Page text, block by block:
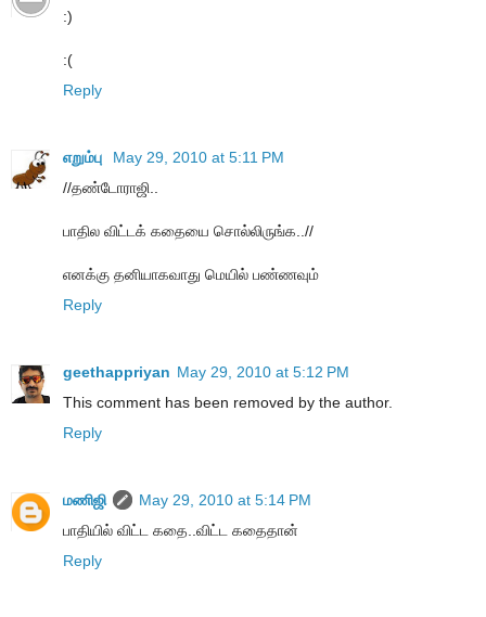
:)
:(
Reply
எறும்பு
May 29, 2010 at 5:11 PM
//தண்டோராஜி..
பாதில விட்டக் கதையை சொல்லிருங்க..//
எனக்கு தனியாகவாது மெயில் பண்ணவும்
Reply
geethappriyan May 29, 2010 at 5:12 PM
This comment has been removed by the author.
Reply
மணிஜி
May 29, 2010 at 5:14 PM
பாதியில் விட்ட கதை..விட்ட கதைதான்
Reply